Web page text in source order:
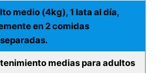
medio (4kg), 1 lata al día,
en 2 comidas
separadas.
medias para adultos